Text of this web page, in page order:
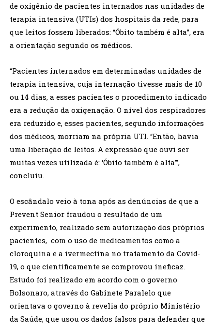
de oxigênio de pacientes internados nas unidades de
terapia intensiva (UTIs) dos hospitais da rede, para
que leitos fossem liberados: “Óbito também é alta”, era
a orientação segundo os médicos.
“Pacientes internados em determinadas unidades de
terapia intensiva, cuja internação tivesse mais de 10
ou 14 dias, a esses pacientes o procedimento indicado
era a redução da oxigenação. O nível dos respiradores
era reduzido e, esses pacientes, segundo informações
dos médicos, morriam na própria UTI. “Então, havia
uma liberação de leitos. A expressão que ouvi ser
muitas vezes utilizada é: ‘Óbito também é alta’”,
concluiu.
O escândalo veio à tona após as denúncias de que a
Prevent Senior fraudou o resultado de um
experimento, realizado sem autorização dos próprios
pacientes, com o uso de medicamentos como a
cloroquina e a ivermectina no tratamento da Covid-
19, o que cientificamente se comprovou ineficaz.
Estudo foi realizado em acordo com o governo
Bolsonaro, através do Gabinete Paralelo que
orientava o governo à revelia do próprio Ministério
da Saúde, que usou os dados falsos para defender que